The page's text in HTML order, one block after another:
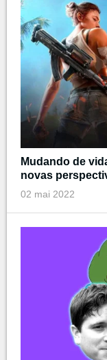
Mudando de
novas
02 mai 2022